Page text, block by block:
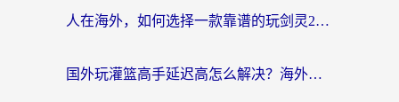
人在海外，如何选择一款靠谱的玩剑灵2加速器？
国外玩灌篮高手延迟高怎么解决？海外玩家国服游戏加速终极指南